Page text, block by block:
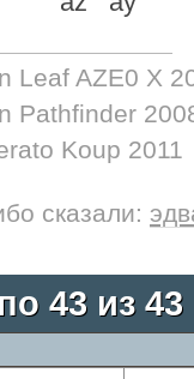
Leaf AZE0 X
Pathfinder
Koup 2011
сказали:
43 из 43